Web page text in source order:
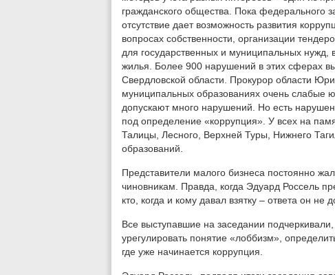
гражданского общества. Пока федерального
отсутствие дает возможность развития
вопросах собственности, организации
для государственных и муниципальных нужд,
жилья. Более 900 нарушений в этих сферах
Свердловской области. Прокурор области
муниципальных образованиях очень слабые
допускают много нарушений. Но есть
под определение «коррупция». У всех на
Талицы, Лесного, Верхней Туры, Нижнего
образований.
Представители малого бизнеса постоянно
чиновникам. Правда, когда Эдуард Россель
кто, когда и кому давал взятку – ответа он не
Все выступавшие на заседании
урегулировать понятие «лоббизм»,
где уже начинается коррупция.